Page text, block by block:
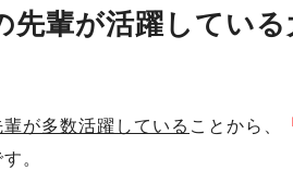
先輩が活躍してい
輩が多数活躍している ことから、
。